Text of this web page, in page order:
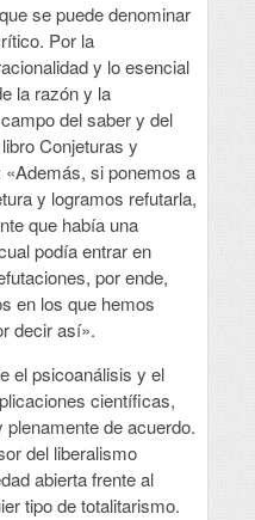
se puede denominar
Por la
y lo esencial
la razón y la
del saber y del
Conjeturas y
si ponemos a
y logramos refutarla,
que había una
podía entrar en
por ende,
en los que hemos
decir así».
el psicoanálisis y el
científicas,
de acuerdo.
del liberalismo
abierta frente al
tipo de totalitarismo.